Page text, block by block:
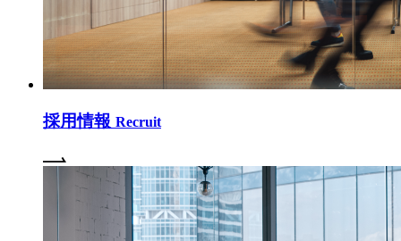
採用情報 Recruit